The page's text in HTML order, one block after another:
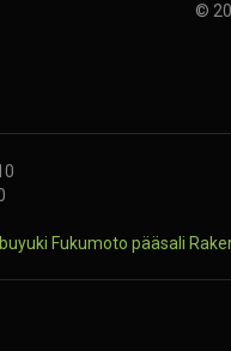
©
Fukumoto pääsali